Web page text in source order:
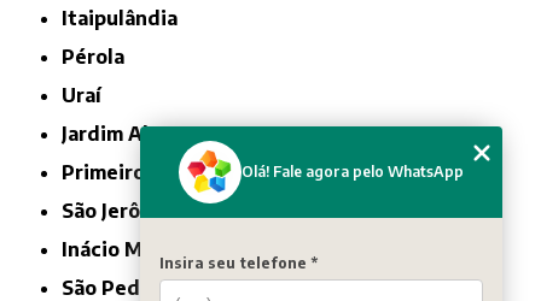
Itaipulândia
Pérola
Uraí
Jardim Alegre
Primeiro de Maio
São Jerônimo da Serra
Inácio Martins
São Pedro do Ivaí
Olá! Fale agora pelo WhatsApp
Insira seu telefone *